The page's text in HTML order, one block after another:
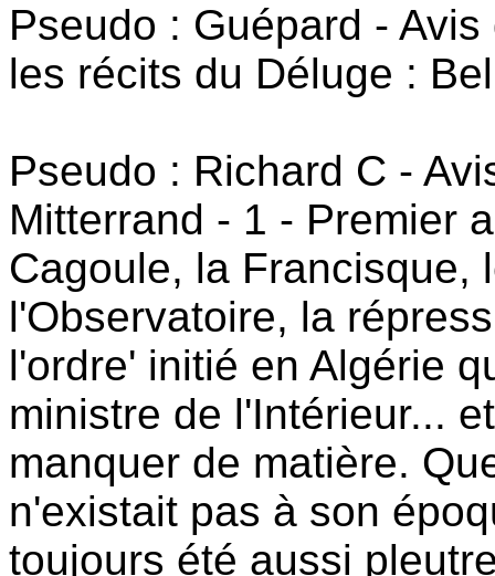
Pseudo : Guépard -
les récits du Déluge :
Pseudo : Richard C -
Mitterrand - 1 - Premier
Cagoule, la Francisque,
l'Observatoire, la
l'ordre' initié en Algérie
ministre de l'Intérieur...
manquer de matière.
n'existait pas à son
toujours été aussi